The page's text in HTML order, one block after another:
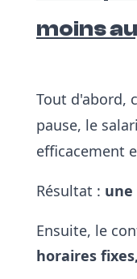
moins
Tout d'abord,
pause, le
efficacement
Résultat :
Ensuite, le
horaires fixes,